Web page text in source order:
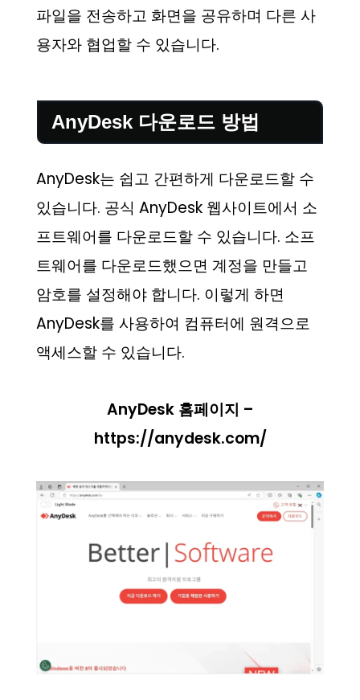
파일을 전송하고 화면을 공유하며 다른 사
용자와 협업할 수 있습니다.
AnyDesk 다운로드 방법
AnyDesk는 쉽고 간편하게 다운로드할 수
있습니다. 공식 AnyDesk 웹사이트에서 소
프트웨어를 다운로드할 수 있습니다. 소프
트웨어를 다운로드했으면 계정을 만들고
암호를 설정해야 합니다. 이렇게 하면
AnyDesk를 사용하여 컴퓨터에 원격으로
액세스할 수 있습니다.
AnyDesk 홈페이지 –
https://anydesk.com/